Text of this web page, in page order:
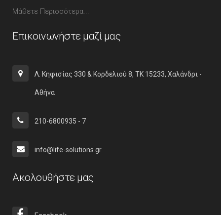
Μάθετε Περισσότερα...
Επικοινωνήστε μαζί μας
Λ. Κηφισίας 330 & Κορδελιού 8, ΤΚ 15233, Χαλάνδρι -
Αθήνα
210-6800935 - 7
info@life-solutions.gr
Ακολουθήστε μας